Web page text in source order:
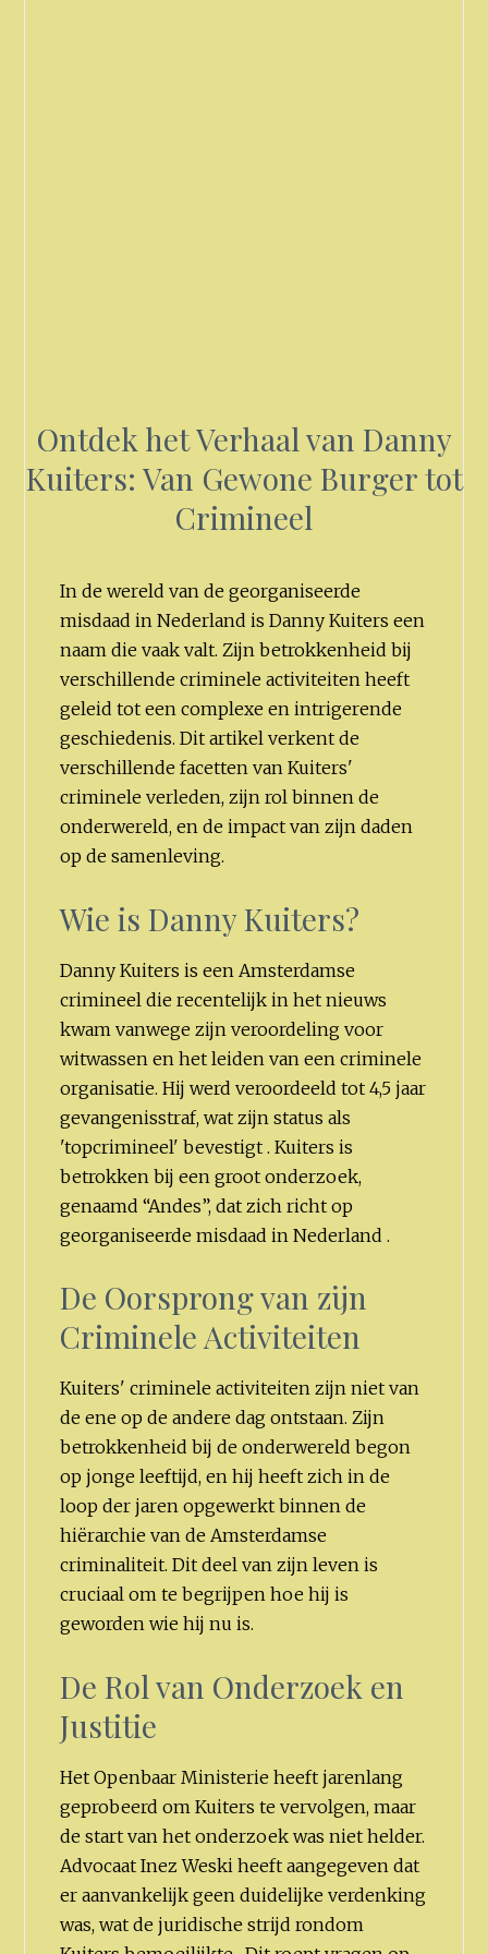
Ontdek het Verhaal van Danny
Kuiters: Van Gewone Burger tot
Crimineel
In de wereld van de georganiseerde
misdaad in Nederland is Danny Kuiters een
naam die vaak valt. Zijn betrokkenheid bij
verschillende criminele activiteiten heeft
geleid tot een complexe en intrigerende
geschiedenis. Dit artikel verkent de
verschillende facetten van Kuiters'
criminele verleden, zijn rol binnen de
onderwereld, en de impact van zijn daden
op de samenleving.
Wie is Danny Kuiters?
Danny Kuiters is een Amsterdamse
crimineel die recentelijk in het nieuws
kwam vanwege zijn veroordeling voor
witwassen en het leiden van een criminele
organisatie. Hij werd veroordeeld tot 4,5 jaar
gevangenisstraf, wat zijn status als
'topcrimineel' bevestigt . Kuiters is
betrokken bij een groot onderzoek,
genaamd “Andes”, dat zich richt op
georganiseerde misdaad in Nederland .
De Oorsprong van zijn
Criminele Activiteiten
Kuiters' criminele activiteiten zijn niet van
de ene op de andere dag ontstaan. Zijn
betrokkenheid bij de onderwereld begon
op jonge leeftijd, en hij heeft zich in de
loop der jaren opgewerkt binnen de
hiërarchie van de Amsterdamse
criminaliteit. Dit deel van zijn leven is
cruciaal om te begrijpen hoe hij is
geworden wie hij nu is.
De Rol van Onderzoek en
Justitie
Het Openbaar Ministerie heeft jarenlang
geprobeerd om Kuiters te vervolgen, maar
de start van het onderzoek was niet helder.
Advocaat Inez Weski heeft aangegeven dat
er aanvankelijk geen duidelijke verdenking
was, wat de juridische strijd rondom